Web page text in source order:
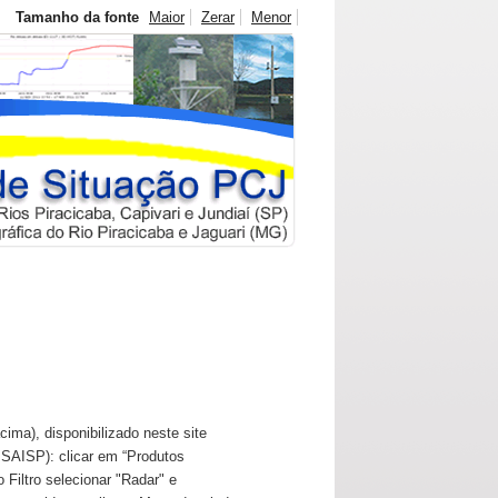
Tamanho da fonte Maior Zerar Menor
disponibilizado neste site
clicar em “Produtos
Filtro selecionar "Radar" e